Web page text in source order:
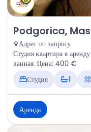
Аренда - Квартира
Podgorica,
Адрес по запросу
Студия квартира в
ванная. Цена: 400 €
Студия
1
Аренда